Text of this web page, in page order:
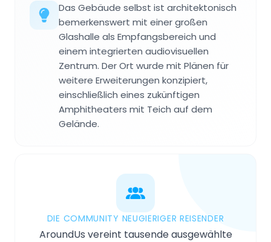
Das Gebäude selbst ist architektonisch
bemerkenswert mit einer großen
Glashalle als Empfangsbereich und
einem integrierten audiovisuellen
Zentrum. Der Ort wurde mit Plänen für
weitere Erweiterungen konzipiert,
einschließlich eines zukünftigen
Amphitheaters mit Teich auf dem
Gelände.
DIE COMMUNITY NEUGIERIGER REISENDER
AroundUs vereint tausende ausgewählte